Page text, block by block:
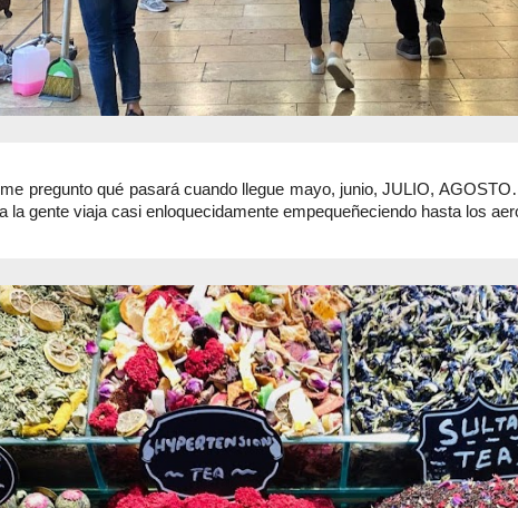
pregunto qué pasará cuando llegue mayo, junio, JULIO,
gente viaja casi enloquecidamente empequeñeciendo hasta los